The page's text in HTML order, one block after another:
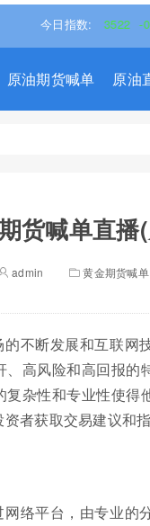
今日指数:
26348.3522 -0.06%↓
原油期货喊单 原油
货喊单直
admin 黄金期货喊单
不断发展和互联网
高风险和高回报
杂性和专业性使
者获取交易建议和
络平台，由专业的